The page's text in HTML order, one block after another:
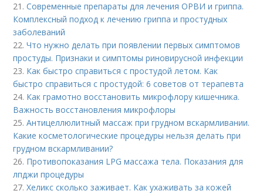
21.Современные препараты для лечения ОРВИ и гриппа.
Комплексный подход к лечению гриппа и простудных
заболеваний
22.Что нужно делать при появлении первых симптомов
простуды. Признаки и симптомы риновирусной инфекции
23. Как быстро справиться с простудой летом. Как
быстро справиться с простудой: 6 советов от терапевта
24. Как грамотно восстановить микрофлору кишечника.
Важность восстановления микрофлоры
25.Антицеллюлитный массаж при грудном вскармливании.
Какие косметологические процедуры нельзя делать при
грудном вскармливании?
26. Противопоказания LPG массажа тела. Показания для
лпджи процедуры
27.Хеликс сколько заживает. Как ухаживать за кожей